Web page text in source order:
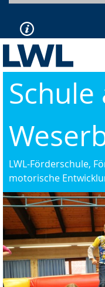
Schule
LWL-Förderschule,
motorische